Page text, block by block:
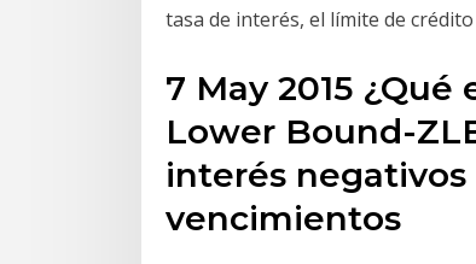
tasa de interés, el límite de
7 May 2015
Lower Bound-
interés
vencimientos